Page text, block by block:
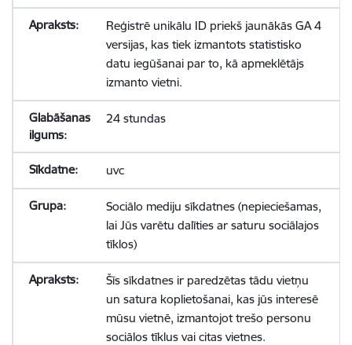
Reģistrē unikālu ID priekš jaunākās GA 4
versijas, kas tiek izmantots statistisko
datu iegūšanai par to, kā apmeklētājs
izmanto vietni.
24 stundas
uvc
Sociālo mediju sīkdatnes (nepieciešamas,
lai Jūs varētu dalīties ar saturu sociālajos
tīklos)
Šīs sīkdatnes ir paredzētas tādu vietņu
un satura koplietošanai, kas jūs interesē
mūsu vietnē, izmantojot trešo personu
sociālos tīklus vai citas vietnes.